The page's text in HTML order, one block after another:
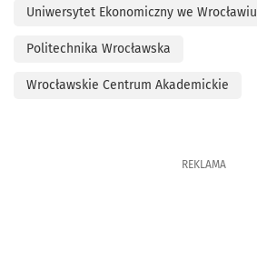
Uniwersytet Ekonomiczny we Wrocławiu
Politechnika Wrocławska
Wrocławskie Centrum Akademickie
REKLAMA